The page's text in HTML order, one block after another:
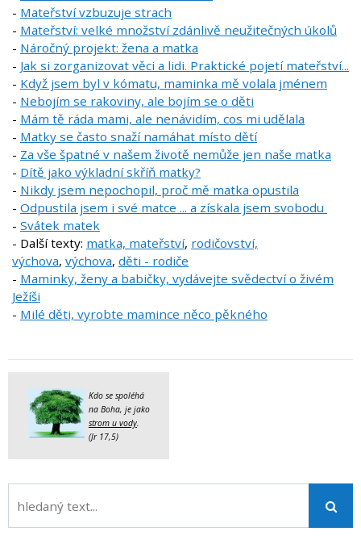
- Mateřství vzbuzuje strach
- Mateřství: velké množství zdánlivě neužitečných úkolů
- Náročný projekt: žena a matka
- Jak si zorganizovat věci a lidi. Praktické pojetí mateřství...
- Když jsem byl v kómatu, maminka mě volala jménem
- Nebojím se rakoviny, ale bojím se o děti
- Mám tě ráda mami, ale nenávidím, cos mi udělala
- Matky se často snaží namáhat místo dětí
- Za vše špatné v našem životě nemůže jen naše matka
- Dítě jako výkladní skříň matky?
- Nikdy jsem nepochopil, proč mě matka opustila
- Odpustila jsem i své matce ... a získala jsem svobodu
- Svátek matek
- Další texty: matka, mateřství, rodičovství,
výchova, výchova, děti - rodiče
- Maminky, ženy a babičky, vydávejte svědectví o živém
Ježíši
- Milé děti, vyrobte mamince něco pěkného
Kdo se spoléhá
na Boha, je jako
strom u vody.
(Jr 17,5)